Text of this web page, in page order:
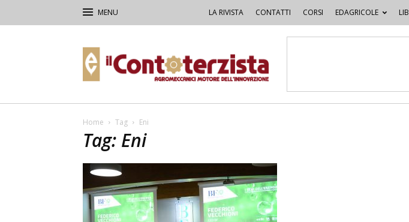
LA RIVISTA CONTATTI CORSI EDAGRICOLE
Contoterzista
Home Tag Eni
Tag: Eni